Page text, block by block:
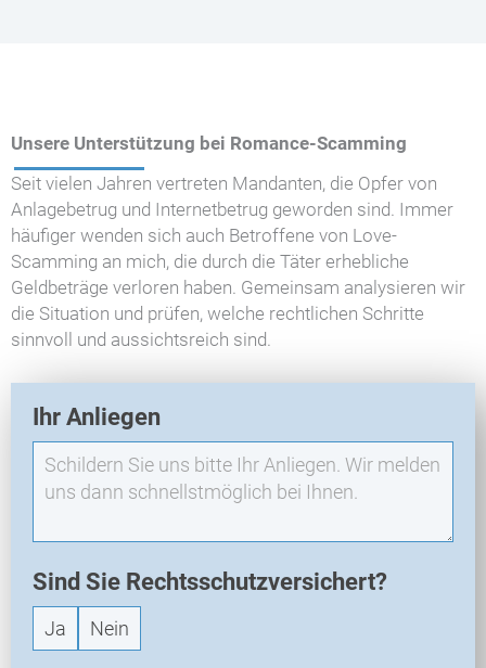
Unsere Unterstützung bei Romance-Scamming
Seit vielen Jahren vertreten Mandanten, die Opfer von
Anlagebetrug und Internetbetrug geworden sind. Immer
häufiger wenden sich auch Betroffene von Love-
Scamming an mich, die durch die Täter erhebliche
Geldbeträge verloren haben. Gemeinsam analysieren wir
die Situation und prüfen, welche rechtlichen Schritte
sinnvoll und aussichtsreich sind.
X
O
a
n
r
Ihr Anliegen
Sind Sie Rechtsschutzversichert?
Ja Nein